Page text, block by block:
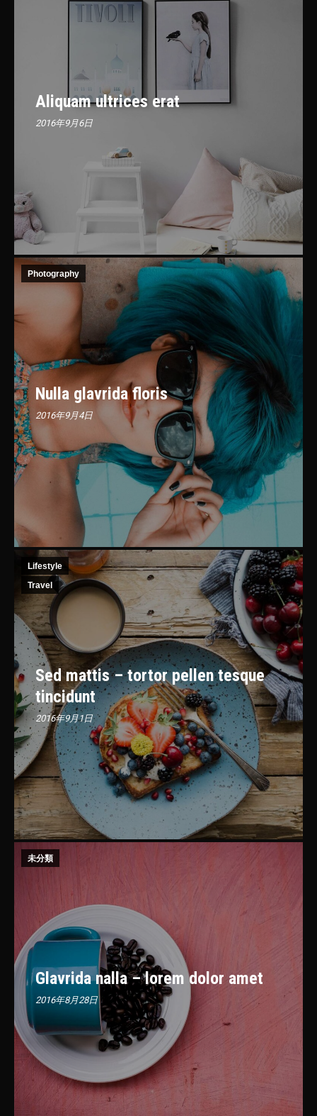
Aliquam ultrices erat
2016年9月6日
Photography
Nulla glavrida floris
2016年9月4日
Lifestyle
Travel
Sed mattis – tortor pellen tesque
tincidunt
2016年9月1日
未分類
Glavrida nalla – lorem dolor amet
2016年8月28日